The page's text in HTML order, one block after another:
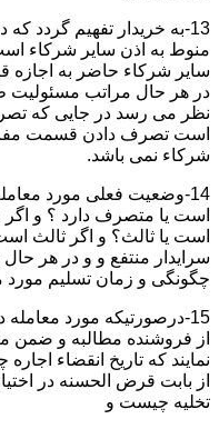
13-به خریدار تفهیم گردد
منوط به اذن سایر شرکاء
سایر شرکاء حاضر به اجازه
در هر حال مراتب مسئولیت
نظر می رسد در جایی که
است تصرف دادن قسمت
شرکاء نمی باشد.
14-وضعیت فعلی مورد
است یا متصرف دارد ؟ و
است یا ثالث؟ و اگر ثالث
سرایدار منتفع و و در هر
چگونگی و زمان تسلیم مورد
15-درصورتیکه مورد
از فروشنده مطالبه و ضمن
نمایند که تاریخ انقضاء
از بابت قرض الحسنه در
تخلیه چیست و